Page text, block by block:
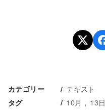
カテゴリー テキスト
タグ 10月 13日